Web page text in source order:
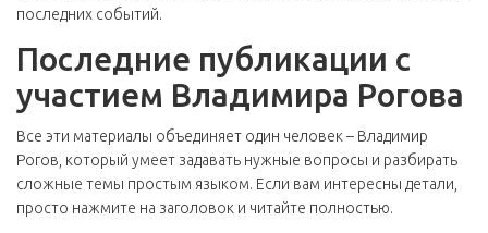
последних событий.
Последние публикации с
участием Владимира Рогова
Все эти материалы объединяет один человек – Владимир
Рогов, который умеет задавать нужные вопросы и разбирать
сложные темы простым языком. Если вам интересны детали,
просто нажмите на заголовок и читайте полностью.